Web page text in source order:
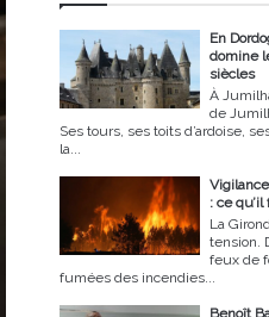
En
domine
siècles
À
de
Ses tours, ses toits d’ardoise,
la...
: ce
La
tension.
feux de
fumées des incendies...
Benoît